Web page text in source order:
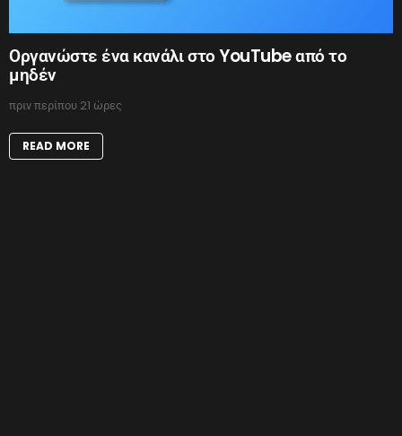
Οργανώστε ένα κανάλι στο YouTube από το
μηδέν
πριν περίπου 21 ώρες
READ MORE